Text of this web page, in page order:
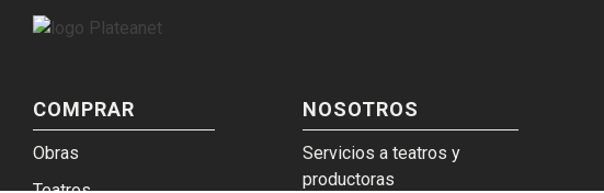
COMPRAR
Obras
NOSOTROS
Servicios a teatros y
productoras